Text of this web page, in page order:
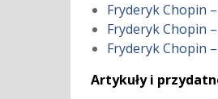
Fryderyk Chopin
Fryderyk Chopin
Fryderyk Chopin
Artykuły i